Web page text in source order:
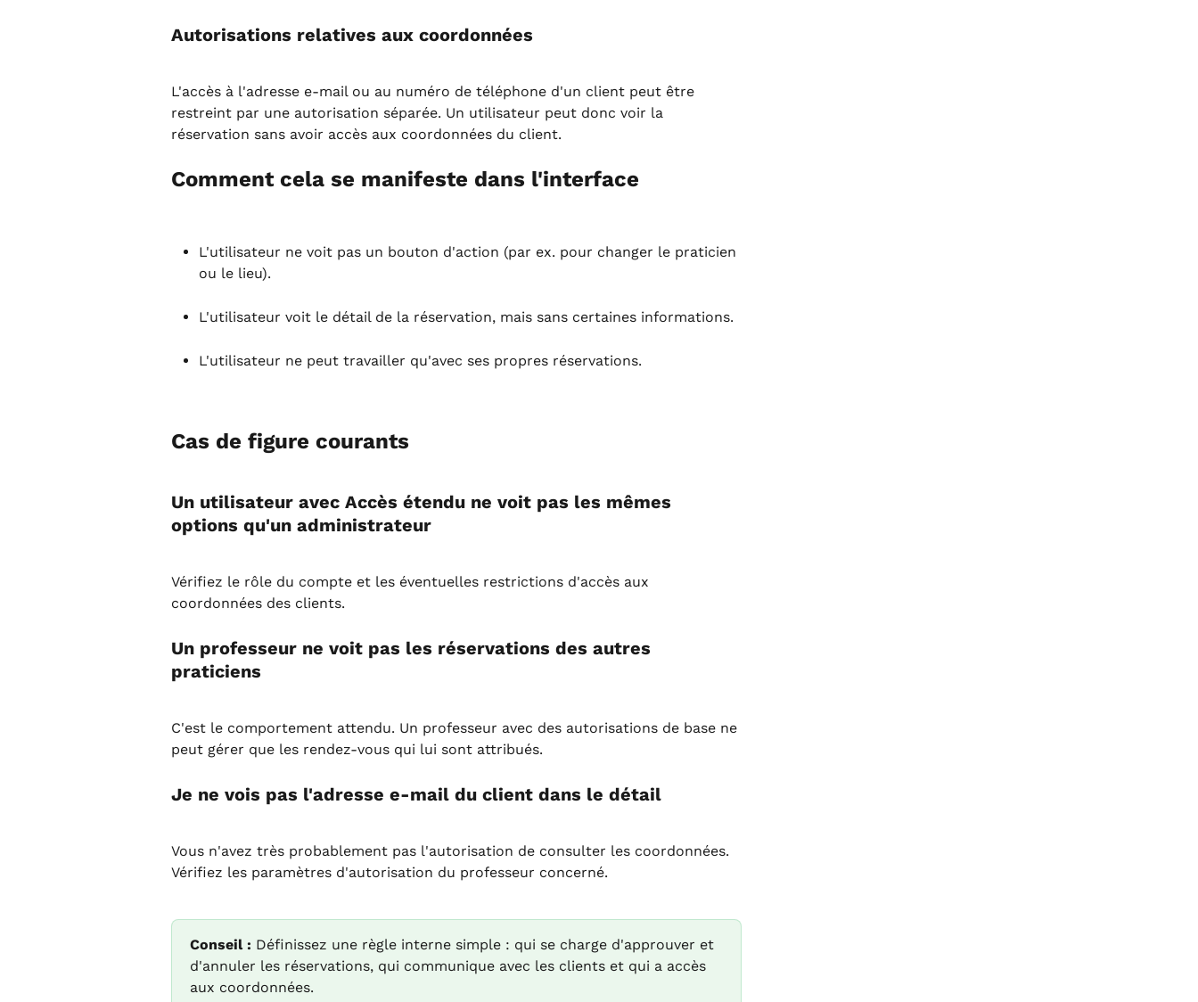
Autorisations relatives aux coordonnées
L'accès à l'adresse e-mail ou au numéro de téléphone d'un client peut être
restreint par une autorisation séparée. Un utilisateur peut donc voir la
réservation sans avoir accès aux coordonnées du client.
Comment cela se manifeste dans l'interface
L'utilisateur ne voit pas un bouton d'action (par ex. pour changer le praticien
ou le lieu).
L'utilisateur voit le détail de la réservation, mais sans certaines informations.
L'utilisateur ne peut travailler qu'avec ses propres réservations.
Cas de figure courants
Un utilisateur avec Accès étendu ne voit pas les mêmes
options qu'un administrateur
Vérifiez le rôle du compte et les éventuelles restrictions d'accès aux
coordonnées des clients.
Un professeur ne voit pas les réservations des autres
praticiens
C'est le comportement attendu. Un professeur avec des autorisations de base ne
peut gérer que les rendez-vous qui lui sont attribués.
Je ne vois pas l'adresse e-mail du client dans le détail
Vous n'avez très probablement pas l'autorisation de consulter les coordonnées.
Vérifiez les paramètres d'autorisation du professeur concerné.
Conseil : Définissez une règle interne simple : qui se charge d'approuver et
d'annuler les réservations, qui communique avec les clients et qui a accès
aux coordonnées.